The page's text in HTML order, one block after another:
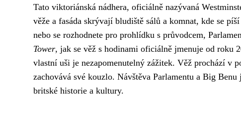
Tato viktoriánská nádhera, oficiálně nazývaná
věže a fasáda skrývají bludiště sálů a komnat, kde se
nebo se rozhodnete pro prohlídku s průvodcem,
Tower, jak se věž s hodinami oficiálně jmenuje od roku
vlastní uši je nezapomenutelný zážitek. Věž prochází v
zachovává své kouzlo. Návštěva Parlamentu a Big
britské historie a kultury.